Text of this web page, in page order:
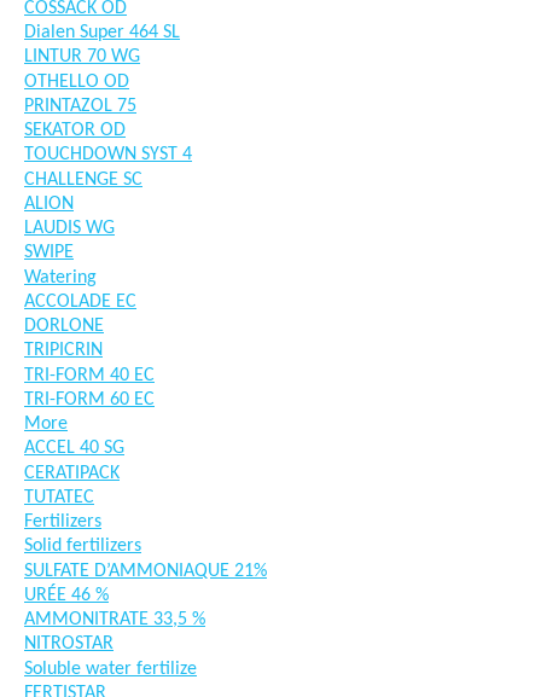
COSSACK OD
Dialen Super 464 SL
LINTUR 70 WG
OTHELLO OD
PRINTAZOL 75
SEKATOR OD
TOUCHDOWN SYST 4
CHALLENGE SC
ALION
LAUDIS WG
SWIPE
Watering
ACCOLADE EC
DORLONE
TRIPICRIN
TRI-FORM 40 EC
TRI-FORM 60 EC
More
ACCEL 40 SG
CERATIPACK
TUTATEC
Fertilizers
Solid fertilizers
SULFATE D’AMMONIAQUE 21%
URÉE 46 %
AMMONITRATE 33,5 %
NITROSTAR
Soluble water fertilize